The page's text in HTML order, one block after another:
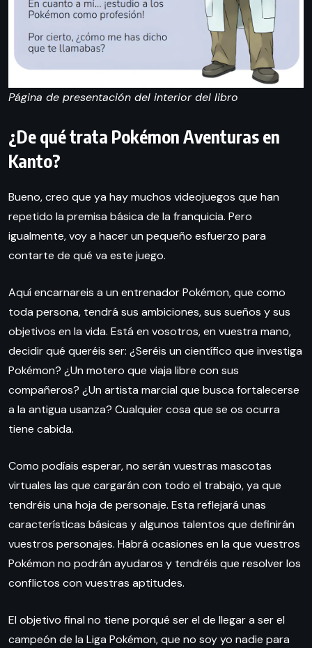
Página de presentación del interior del libro
¿De qué trata Pokémon Aventuras en
Kanto?
Bueno, creo que ya hay muchos videojuegos que han
repetido la premisa básica de la franquicia. Pero
igualmente, voy a hacer un pequeño esfuerzo para
contarte de qué va este juego.
Aquí encarnareis a un entrenador Pokémon, que como
toda persona, tendrá sus ambiciones, sus sueños y sus
objetivos en la vida. Está en vosotros, en vuestra mano,
decidir qué queréis ser: ¿Seréis un científico que investiga
Pokémon? ¿Un motero que viaja libre con sus
compañeros? ¿Un artista marcial que busca fortalecerse
a la antigua usanza? Cualquier cosa que se os ocurra
tiene cabida.
Como podíais esperar, no serán vuestras mascotas
virtuales las que cargarán con todo el trabajo, ya que
tendréis una hoja de personaje. Esta reflejará unas
características básicas y algunos talentos que definirán
vuestros personajes. Habrá ocasiones en la que vuestros
Pokémon no podrán ayudaros y tendréis que resolver los
conflictos con vuestras aptitudes.
El objetivo final no tiene porqué ser el de llegar a ser el
campeón de la Liga Pokémon, que no soy yo nadie para